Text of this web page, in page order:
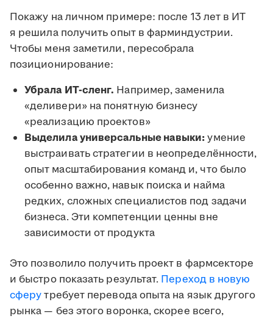
Покажу на личном примере: после 13 лет в ИТ
я решила получить опыт в фарминдустрии.
Чтобы меня заметили, пересобрала
позиционирование:
Убрала ИТ-сленг. Например, заменила
«деливери» на понятную бизнесу
«реализацию проектов»
Выделила универсальные навыки:умение
выстраивать стратегии в неопределённости,
опыт масштабирования команд и, что было
особенно важно, навык поиска и найма
редких, сложных специалистов под задачи
бизнеса. Эти компетенции ценны вне
зависимости от продукта
Это позволило получить проект в фармсекторе
и быстро показать результат. Переход в новую
сферутребует перевода опыта на язык другого
рынка — без этого воронка, скорее всего,